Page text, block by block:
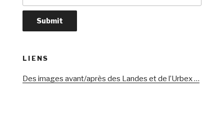
LIENS
Des images avant/après des Landes et de l’Urbex …